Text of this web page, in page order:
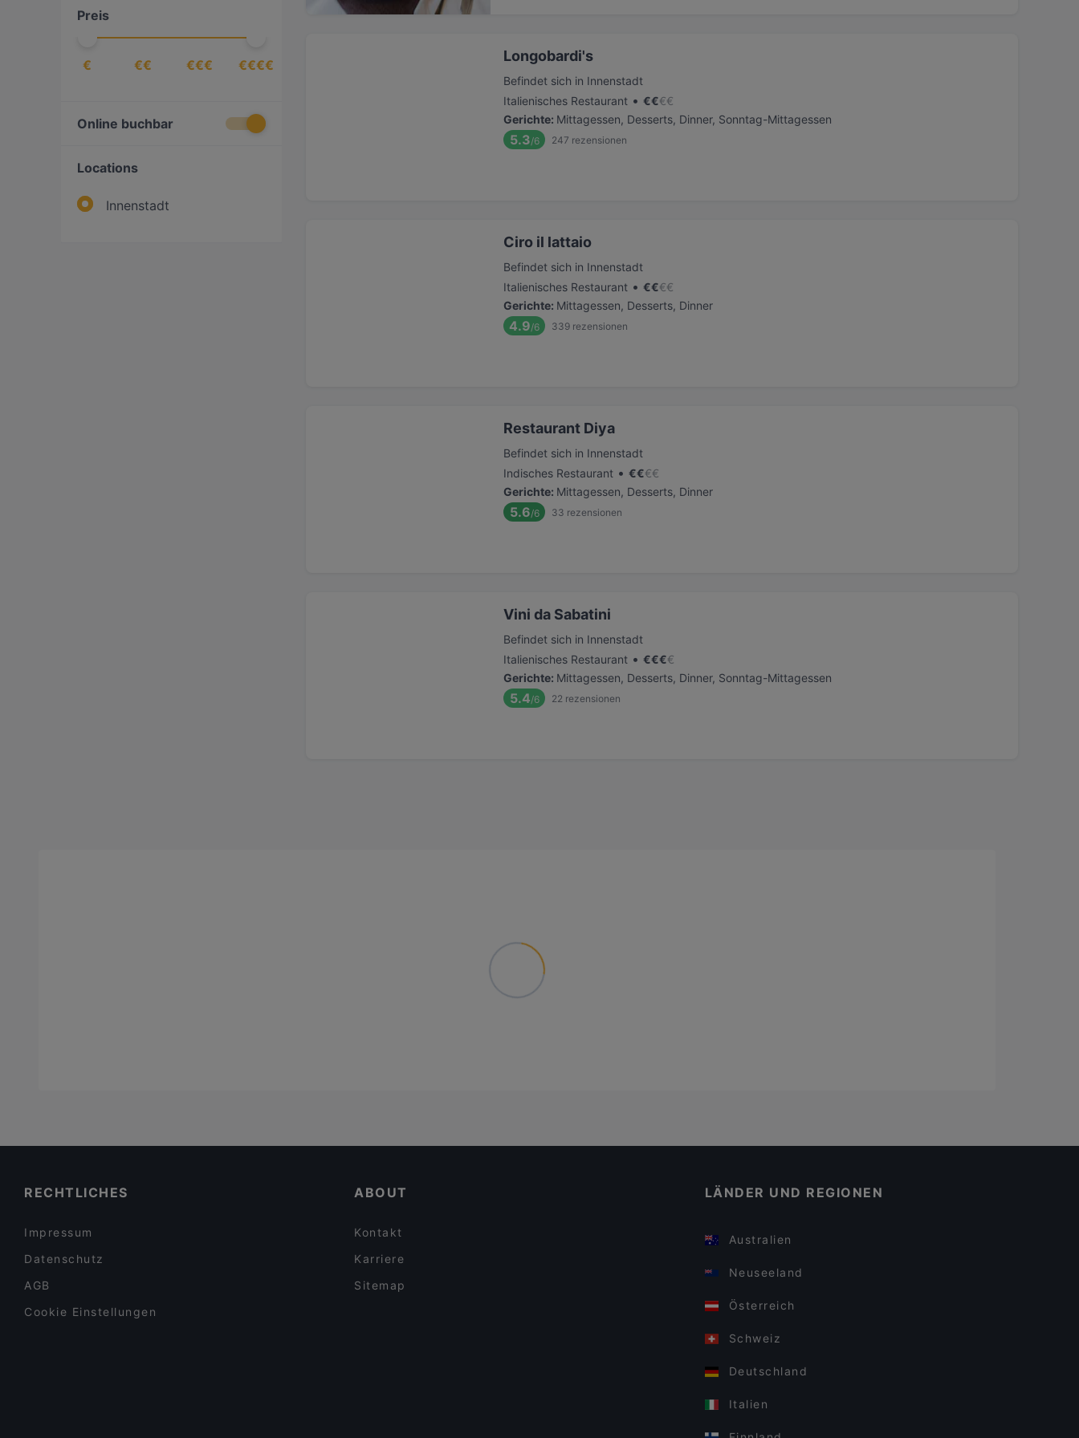
Preis
€ €€ €€€ €€€€
Online buchbar
Locations
Innenstadt
Longobardi's
Befindet sich in Innenstadt
Italienisches Restaurant • €€€€
Gerichte: Mittagessen, Desserts, Dinner, Sonntag-Mittagessen
5.3/6 247 rezensionen
Ciro il lattaio
Befindet sich in Innenstadt
Italienisches Restaurant • €€€€
Gerichte: Mittagessen, Desserts, Dinner
4.9/6 339 rezensionen
Restaurant Diya
Befindet sich in Innenstadt
Indisches Restaurant • €€€€
Gerichte: Mittagessen, Desserts, Dinner
5.6/6 33 rezensionen
Vini da Sabatini
Befindet sich in Innenstadt
Italienisches Restaurant • €€€€
Gerichte: Mittagessen, Desserts, Dinner, Sonntag-Mittagessen
5.4/6 22 rezensionen
RECHTLICHES
Impressum
Datenschutz
AGB
Cookie Einstellungen
ABOUT
Kontakt
Karriere
Sitemap
LÄNDER UND REGIONEN
Australien
Neuseeland
Österreich
Schweiz
Deutschland
Italien